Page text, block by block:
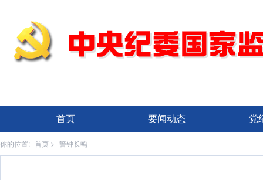
首页 要闻动态 党
你的位置: 首页 > 警钟长鸣